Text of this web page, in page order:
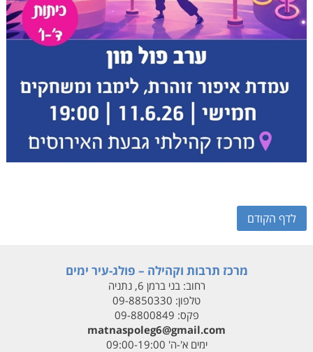
לדף הקודם
מרכז תרבות וקהילה – פולג-עיר ימים
רחוב:בני ברמן 6, נתניה
טלפון: 09-8850330
פקס: 09-8800849
matnaspoleg6@gmail.com
ימים א'-ה' 09:00-19:00